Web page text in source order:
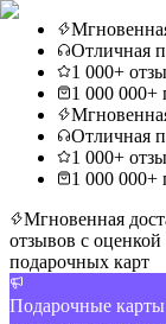
Отличная
1 000+
1 000 000+
Отличная
1 000+
1 000 000+
Мгновенная
отзывов с оценкой
подарочных карт
Подарочные